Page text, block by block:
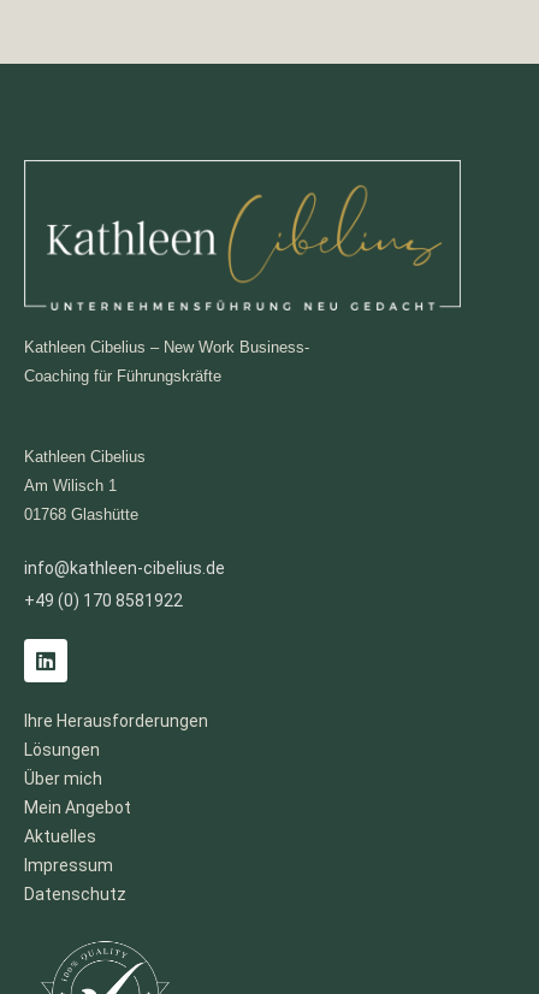
Kathleen Cibelius – New Work Business-
Coaching für Führungskräfte
Kathleen Cibelius
Am Wilisch 1
01768 Glashütte
info@kathleen-cibelius.de
+49 (0) 170 8581922
L
i
k
e
d
i
n
Ihre Herausforderungen
Lösungen
Über mich
Mein Angebot
Aktuelles
Impressum
Datenschutz